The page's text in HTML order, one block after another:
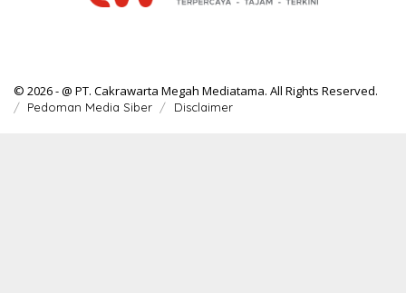
© 2026 - @ PT. Cakrawarta Megah Mediatama. All Rights Reserved.
Pedoman Media Siber Disclaimer